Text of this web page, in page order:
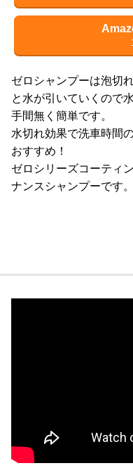
ゼロシャンプーは泡切
と水が引いていくので
手間無く簡単です。
水切れ効果で洗車時間
おすすめ！
ゼロシリーズコーティ
ナンスシャンプーです。